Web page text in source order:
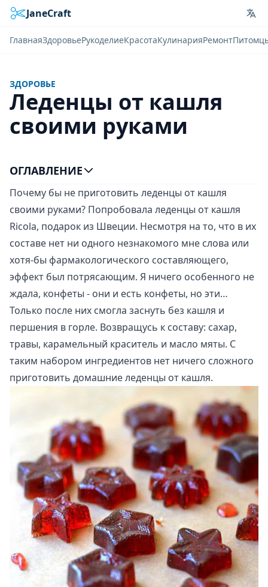
JaneCraft
ГлавнаяЗдоровьеРукоделиеКрасотаКулинарияРемонт
ЗДОРОВЬЕ
Леденцы от кашля
своими руками
Почему бы не приготовить леденцы от кашля
своими руками? Попробовала леденцы от кашля
Ricola, подарок из Швеции. Несмотря на то, что в их
составе нет ни одного незнакомого мне слова или
хотя-бы фармакологического составляющего,
эффект был потрясающим. Я ничего особенного не
ждала, конфеты - они и есть конфеты, но эти…
Только после них смогла заснуть без кашля и
першения в горле. Возвращусь к составу: сахар,
травы, карамельный краситель и масло мяты. С
таким набором ингредиентов нет ничего сложного
приготовить домашние леденцы от кашля.
ОГЛАВЛЕНИЕ